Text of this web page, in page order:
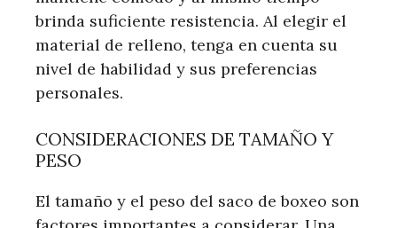
brinda suficiente resistencia. Al elegir el
material de relleno, tenga en cuenta su
nivel de habilidad y sus preferencias
personales.
CONSIDERACIONES DE TAMAÑO Y
PESO
El tamaño y el peso del saco de boxeo son